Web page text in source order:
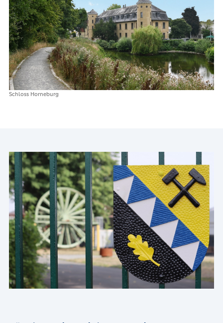
Schloss Horneburg